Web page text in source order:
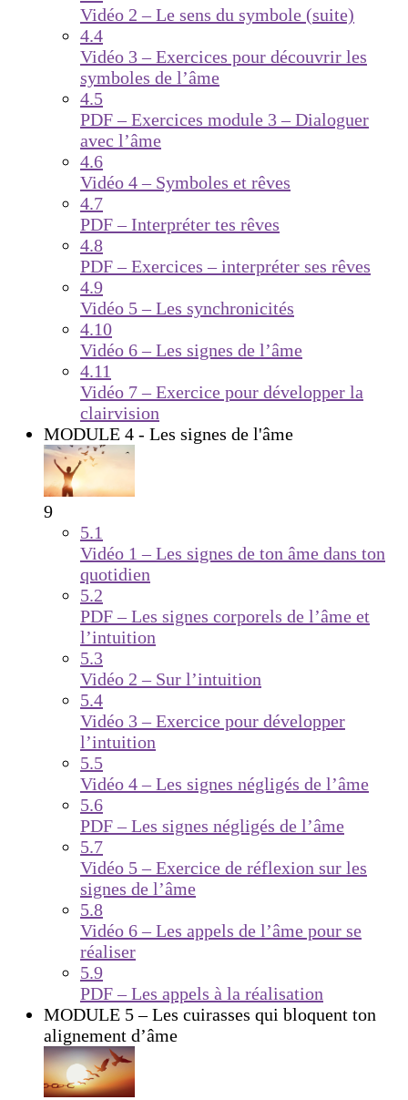
Vidéo 2 – Le sens du symbole (suite)
4.4
Vidéo 3 – Exercices pour découvrir les
symboles de l’âme
4.5
PDF – Exercices module 3 – Dialoguer
avec l’âme
4.6
Vidéo 4 – Symboles et rêves
4.7
PDF – Interpréter tes rêves
4.8
PDF – Exercices – interpréter ses rêves
4.9
Vidéo 5 – Les synchronicités
4.10
Vidéo 6 – Les signes de l’âme
4.11
Vidéo 7 – Exercice pour développer la
clairvision
MODULE 4 - Les signes de l'âme
9
5.1
Vidéo 1 – Les signes de ton âme dans ton
quotidien
5.2
PDF – Les signes corporels de l’âme et
l’intuition
5.3
Vidéo 2 – Sur l’intuition
5.4
Vidéo 3 – Exercice pour développer
l’intuition
5.5
Vidéo 4 – Les signes négligés de l’âme
5.6
PDF – Les signes négligés de l’âme
5.7
Vidéo 5 – Exercice de réflexion sur les
signes de l’âme
5.8
Vidéo 6 – Les appels de l’âme pour se
réaliser
5.9
PDF – Les appels à la réalisation
MODULE 5 – Les cuirasses qui bloquent ton
alignement d’âme